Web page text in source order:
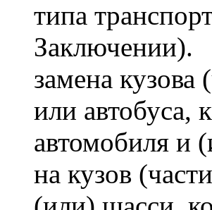
типа
Заключении).
замена кузова
или автобуса,
автомобиля и
на кузов